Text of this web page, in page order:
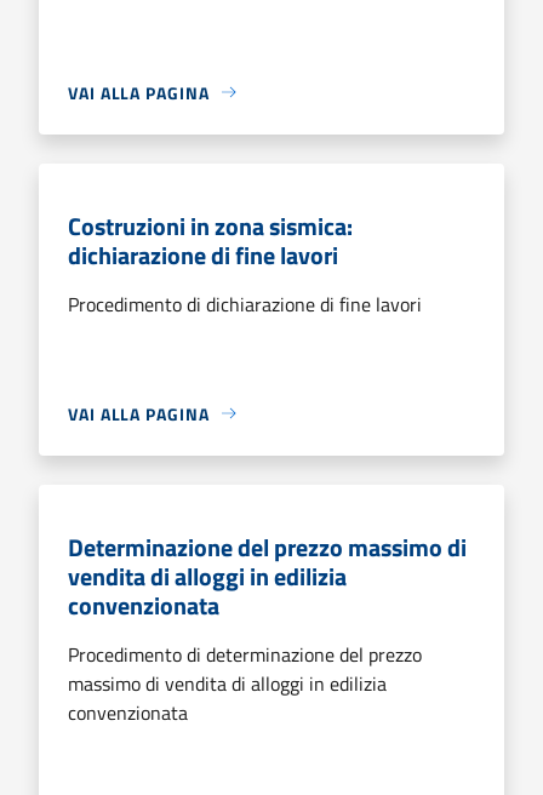
VAI ALLA PAGINA
Costruzioni in zona sismica:
dichiarazione di fine lavori
Procedimento di dichiarazione di fine lavori
VAI ALLA PAGINA
Determinazione del prezzo massimo di
vendita di alloggi in edilizia
convenzionata
Procedimento di determinazione del prezzo
massimo di vendita di alloggi in edilizia
convenzionata